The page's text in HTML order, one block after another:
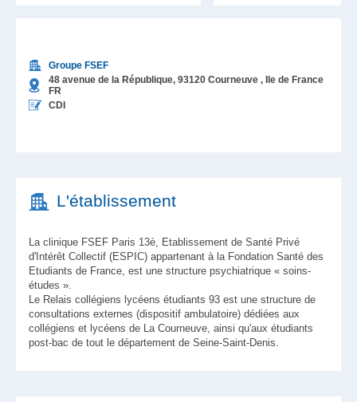
Groupe FSEF
48 avenue de la République, 93120 Courneuve , Ile de France
FR
CDI
L'établissement
La clinique FSEF Paris 13è, Etablissement de Santé Privé
d'Intérêt Collectif (ESPIC) appartenant à la Fondation Santé des
Etudiants de France, est une structure psychiatrique « soins-
études ».
Le Relais collégiens lycéens étudiants 93 est une structure de
consultations externes (dispositif ambulatoire) dédiées aux
collégiens et lycéens de La Courneuve, ainsi qu'aux étudiants
post-bac de tout le département de Seine-Saint-Denis.